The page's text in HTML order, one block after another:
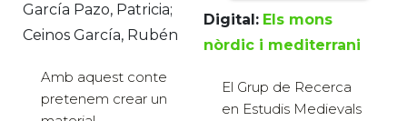
García Pazo, Patricia;
Ceinos García, Rubén
Amb aquest conte
pretenem crear un
Digital: Els mons
nòrdic i mediterrani
El Grup de Recerca
en Estudis Medievals